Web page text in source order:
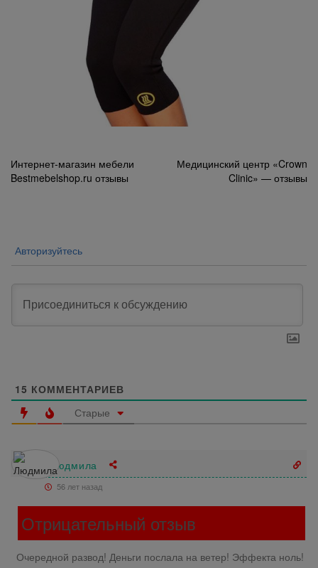
Навигация
по
Интернет-магазин мебели
Bestmebelshop.ru отзывы
Медицинский центр «Crown
Clinic» — отзывы
Авторизуйтесь
15 КОММЕНТАРИЕВ
Старые
Людмила
56 лет назад
Отрицательный отзыв
Очередной развод! Деньги послала на ветер! Эффекта ноль!